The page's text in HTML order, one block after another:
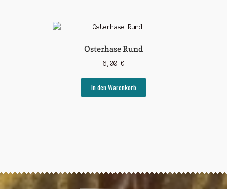
Osterhase Rund
6,00 €
In den Warenkorb